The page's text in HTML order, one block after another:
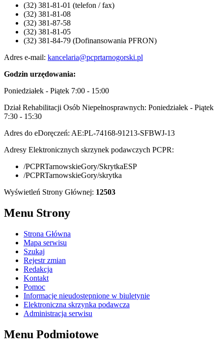
(32) 381-81-01 (telefon / fax)
(32) 381-81-08
(32) 381-87-58
(32) 381-81-05
(32) 381-84-79 (Dofinansowania PFRON)
Adres e-mail: kancelaria@pcprtarnogorski.pl
Godzin urzędowania:
Poniedziałek - Piątek 7:00 - 15:00
Dział Rehabilitacji Osób Niepełnosprawnych: Poniedziałek - Piątek
7:30 - 15:30
Adres do eDoręczeń: AE:PL-74168-91213-SFBWJ-13
Adresy Elektronicznych skrzynek podawczych PCPR:
/PCPRTarnowskieGory/SkrytkaESP
/PCPRTarnowskieGory/skrytka
Wyświetleń Strony Głównej: 12503
Menu Strony
Strona Główna
Mapa serwisu
Szukaj
Rejestr zmian
Redakcja
Kontakt
Pomoc
Informacje nieudostępnione w biuletynie
Elektroniczna skrzynka podawcza
Administracja serwisu
Menu Podmiotowe